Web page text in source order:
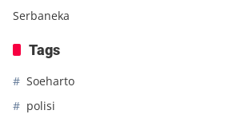
Serbaneka
Tags
Soeharto
polisi